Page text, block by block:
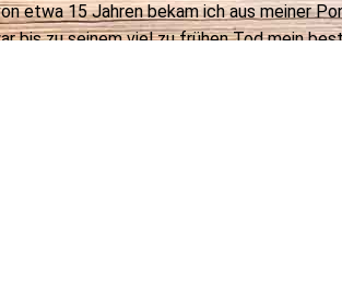
etwa 15 Jahren bekam ich aus meiner
bis zu seinem viel zu frühen Tod mein